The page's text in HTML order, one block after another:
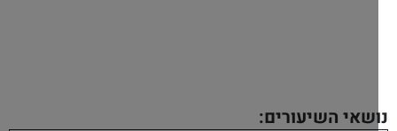
השיעורים: